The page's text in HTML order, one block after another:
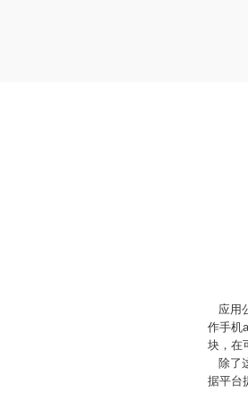
应用
作手机
块，在
除了
据平台